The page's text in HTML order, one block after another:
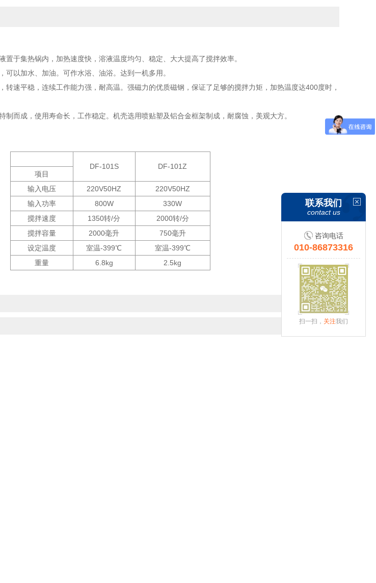
置于集热锅内，加热速度快，溶液温度均匀、稳定、大大提高了搅拌效率。
可以加水、加油。可作水浴、油浴。达到一机多用。
转速平稳，连续工作能力强，耐高温。强磁力的优质磁钢，保证了足够的搅拌力矩，加热温度达400度时，
制而成，使用寿命长，工作稳定。机壳选用喷贴塑及铝合金框架制成，耐腐蚀，美观大方。
DF-101S
DF-101Z
项目
输入电压
220V50HZ
220V50HZ
输入功率
800W
330W
搅拌速度
1350转/分
2000转/分
搅拌容量
2000毫升
750毫升
设定温度
室温-399℃
室温-399℃
重量
6.8kg 2.5kg
联系我们
contact us
咨询电话
010-86873316
扫一扫， 关注我们